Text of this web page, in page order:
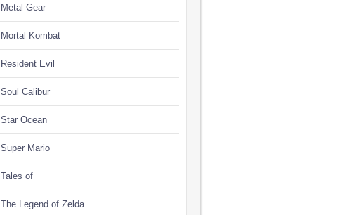
Metal Gear
Mortal Kombat
Resident Evil
Soul Calibur
Star Ocean
Super Mario
Tales of
The Legend of Zelda